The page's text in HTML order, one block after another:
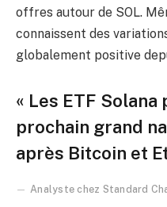
offres autour de SOL.
connaissent des
globalement positive
« Les ETF
prochain grand
après Bitcoin et
Analyste chez Standard